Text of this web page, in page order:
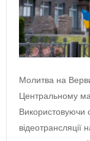
Молитва на
Центральному
Використовуючи